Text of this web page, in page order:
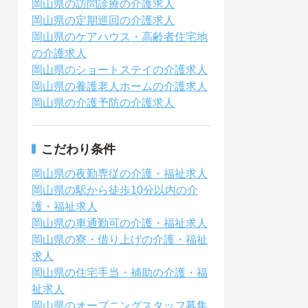
岡山県の訪問診療の介護求人
岡山県の定期巡回の介護求人
岡山県のケアハウス・高齢者住宅地
の介護求人
岡山県のショートステイの介護求人
岡山県の養護老人ホームの介護求人
岡山県の介護予防の介護求人
こだわり条件
岡山県の夜勤専従の介護・福祉求人
岡山県の駅から徒歩10分以内の介
護・福祉求人
岡山県の車通勤可の介護・福祉求人
岡山県の寮・借り上げの介護・福祉
求人
岡山県の住宅手当・補助の介護・福
祉求人
岡山県のオープニングスタッフ募集